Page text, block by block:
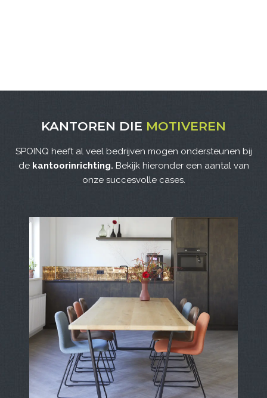
KANTOREN DIE MOTIVEREN
SPOINQ heeft al veel bedrijven mogen ondersteunen bij
de kantoorinrichting. Bekijk hieronder een aantal van
onze succesvolle cases.